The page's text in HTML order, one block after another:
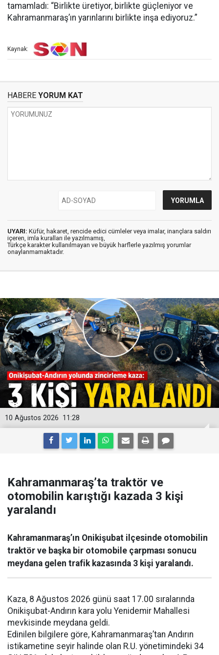
tamamladı: “Birlikte üretiyor, birlikte güçleniyor ve
Kahramanmaraş’ın yarınlarını birlikte inşa ediyoruz.”
Kaynak:
HABERE YORUM KAT
UYARI: Küfür, hakaret, rencide edici cümleler veya imalar, inançlara saldırı
içeren, imla kuralları ile yazılmamış,
Türkçe karakter kullanılmayan ve büyük harflerle yazılmış yorumlar
onaylanmamaktadır.
11:28
10 Ağustos 2026
Kahramanmaraş’ta traktör ve
otomobilin karıştığı kazada 3 kişi
yaralandı
Kahramanmaraş’ın Onikişubat ilçesinde otomobilin
traktör ve başka bir otomobile çarpması sonucu
meydana gelen trafik kazasında 3 kişi yaralandı.
Kaza, 8 Ağustos 2026 günü saat 17.00 sıralarında
Onikişubat-Andırın kara yolu Yenidemir Mahallesi
mevkisinde meydana geldi.
Edinilen bilgilere göre, Kahramanmaraş’tan Andırın
istikametine seyir halinde olan R.U. yönetimindeki 34